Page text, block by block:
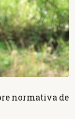
normativa de